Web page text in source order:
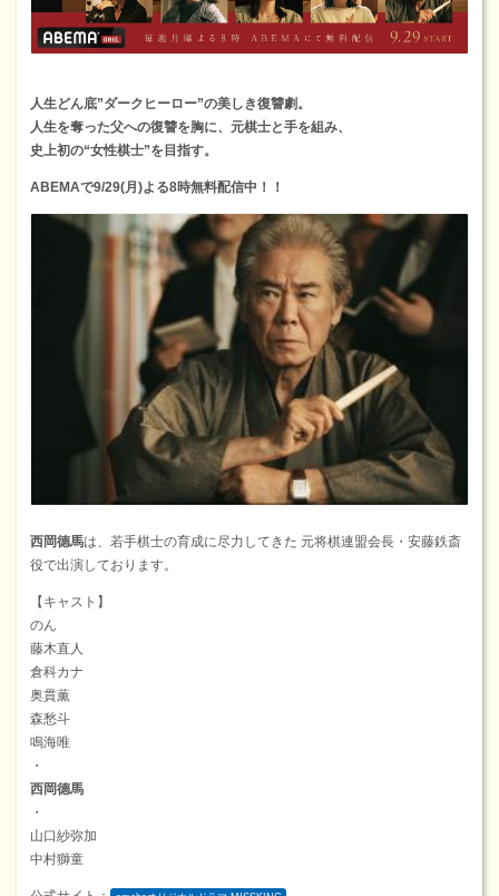
人生どん底”ダークヒーロー”の美しき復讐劇。
人生を奪った父への復讐を胸に、元棋士と手を組み、
史上初の“女性棋士”を目指す。
ABEMAで9/29(月)よる8時無料配信中！！
西岡德馬は、若手棋士の育成に尽力してきた 元将棋連盟会長・安藤鉄斎
役で出演しております。
【キャスト】
のん
藤木直人
倉科カナ
奥貫薫
森愁斗
鳴海唯
・
西岡德馬
・
山口紗弥加
中村獅童